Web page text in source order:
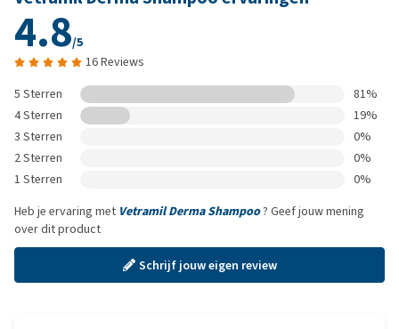
4.8/5
16 Reviews
5 Sterren
81%
4 Sterren
19%
3 Sterren
0%
2 Sterren
0%
1 Sterren
0%
Heb je ervaring met Vetramil Derma Shampoo? Geef jouw mening
over dit product
Schrijf jouw eigen review